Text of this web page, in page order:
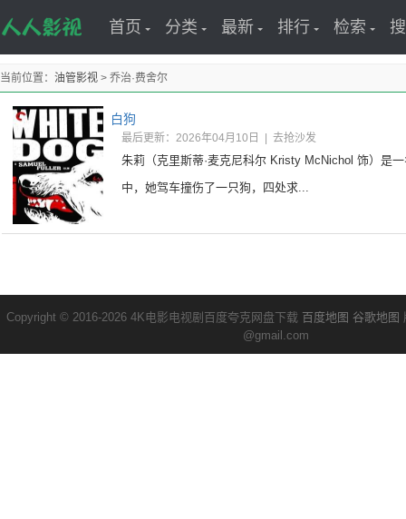
首页 分类 最新 排行 检索
当前位置： 油管影视 > 乔治·费舍尔
白狗
最后更新：2026年04月10日 去抢沙发
朱莉（克里斯蒂·麦克尼科尔 Kristy McNichol 饰）是
中，她驾车撞伤了一只狗，四处求...
Copyright © 2016-2026 4K电影电视剧百度夸克网盘下载 百度地图 谷歌地图
@gmail.com